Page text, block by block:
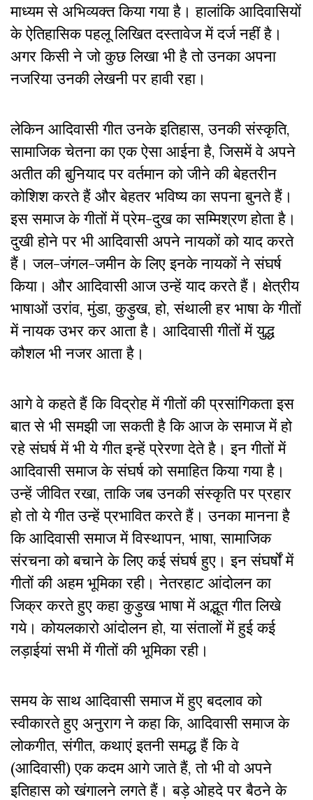
माध्यम से अभिव्यक्त किया गया है। हालांकि आदिवासियों
के ऐतिहासिक पहलू लिखित दस्तावेज में दर्ज नहीं है।
अगर किसी ने जो कुछ लिखा भी है तो उनका अपना
नजरिया उनकी लेखनी पर हावी रहा।
लेकिन आदिवासी गीत उनके इतिहास, उनकी संस्कृति,
सामाजिक चेतना का एक ऐसा आईना है, जिसमें वे अपने
अतीत की बुनियाद पर वर्तमान को जीने की बेहतरीन
कोशिश करते हैं और बेहतर भविष्य का सपना बुनते हैं।
इस समाज के गीतों में प्रेम-दुख का सम्मिश्रण होता है।
दुखी होने पर भी आदिवासी अपने नायकों को याद करते
हैं। जल-जंगल-जमीन के लिए इनके नायकों ने संघर्ष
किया। और आदिवासी आज उन्हें याद करते हैं। क्षेत्रीय
भाषाओं उरांव, मुंडा, कुड़ुख, हो, संथाली हर भाषा के गीतों
में नायक उभर कर आता है। आदिवासी गीतों में युद्ध
कौशल भी नजर आता है।
आगे वे कहते हैं किविद्रोहमें गीतों की प्रसांगिकता इस
बात से भी समझी जा सकती है कि आज के समाज में हो
रहे संघर्ष में भी ये गीत इन्हें प्रेरणा देते है। इन गीतों में
आदिवासी समाज के संघर्ष को समाहित किया गया है।
उन्हें जीवित रखा, ताकि जब उनकी संस्कृति पर प्रहार
हो तो ये गीत उन्हें प्रभावित करते हैं। उनका मानना है
कि आदिवासी समाज में विस्थापन, भाषा, सामाजिक
संरचना को बचाने के लिए कई संघर्ष हुए। इन संघर्षों में
गीतों की अहम भूमिका रही। नेतरहाट आंदोलन का
जिक्र करते हुए कहा कुड़ुख भाषा में अद्भूत गीत लिखे
गये। कोयलकारो आंदोलन हो, या संतालों में हुई कई
लड़ाईयां सभी में गीतों की भूमिका रही।
समय के साथ आदिवासी समाज में हुए बदलाव को
स्वीकारते हुए अनुराग ने कहा कि, आदिवासी समाज के
लोकगीत, संगीत, कथाएं इतनी समद्ध हैं कि वे
(आदिवासी) एक कदम आगे जाते हैं, तो भी वो अपने
इतिहास को खंगालने लगते हैं। बड़े ओहदे पर बैठने के